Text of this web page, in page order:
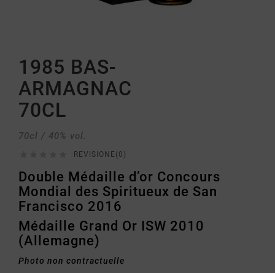
1985 BAS-
ARMAGNAC
70CL
70cl / 40% vol.
REVISIONE(0)
Double Médaille d’or Concours
Mondial des Spiritueux de San
Francisco 2016
Médaille Grand Or ISW 2010
(Allemagne)
Photo non contractuelle